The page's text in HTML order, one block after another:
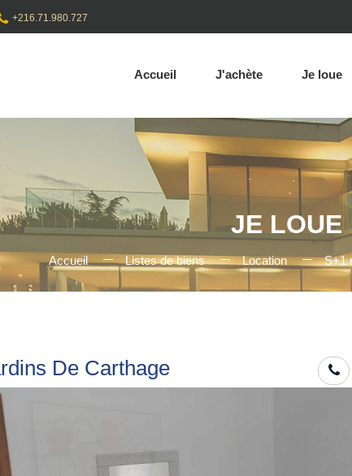
+216.71.980.727
Accueil J'achète Je loue
JE LOUE
Accueil Listes de biens Location S+1
De Carthage